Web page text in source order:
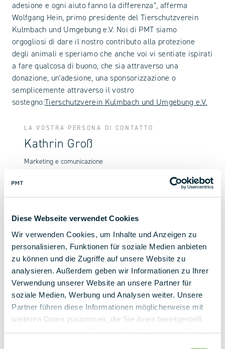
Diese Webseite verwendet Cookies
Wir verwenden Cookies, um Inhalte und Anzeigen zu
personalisieren, Funktionen für soziale Medien anbieten
zu können und die Zugriffe auf unsere Website zu
analysieren. Außerdem geben wir Informationen zu Ihrer
Verwendung unserer Website an unsere Partner für
soziale Medien, Werbung und Analysen weiter. Unsere
Partner führen diese Informationen möglicherweise mit
weiteren Daten zusammen, die Sie ihnen bereitgestellt
haben oder die sie im Rahmen Ihrer Nutzung der Dienste
adesione e ogni aiuto fanno la differenza", afferma
Wolfgang Hein, primo presidente del Tierschutzverein
Kulmbach und Umgebung e.V. Noi di PMT siamo
orgogliosi di dare il nostro contributo alla protezione
degli animali e speriamo che anche voi vi sentiate ispirati
a fare qualcosa di buono, che sia attraverso una
donazione, un'adesione, una sponsorizzazione o
semplicemente attraverso il vostro
sostegno:Tierschutzverein Kulmbach und Umgebung e.V.
LA VOSTRA PERSONA DI CONTATTO
Kathrin Groß
Marketing e comunicazione
k.gross@pmt.solutions
Torna alla panoramica